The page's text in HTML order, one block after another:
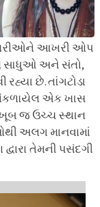
આખરી ઓપ
સાધુઓ અને સંતો,
રહ્યા છે. તાંગટોડા
એક ખાસ
જ ઉચ્ચ સ્થાન
અલગ માનવામાં
તેમની પસંદગી